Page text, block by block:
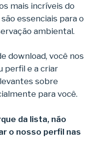
mais incríveis do
essenciais para o
ambiental.
download, você nos
perfil e a criar
sobre
para você.
da lista, não
o nosso perfil nas